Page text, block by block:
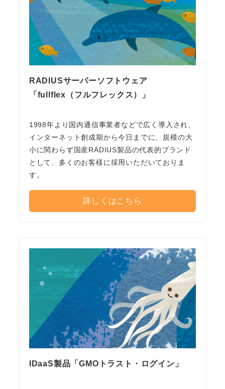
RADIUSサーバーソフトウェア
「fullflex（フルフレックス）」
1998年より国内通信事業者などで広く導入され、
インターネット創成期から今日までに、規模の大
小に関わらず国産RADIUS製品の代表的ブランド
として、多くのお客様に採用いただいておりま
す。
詳しくはこちら
IDaaS製品「GMOトラスト・ログイン」